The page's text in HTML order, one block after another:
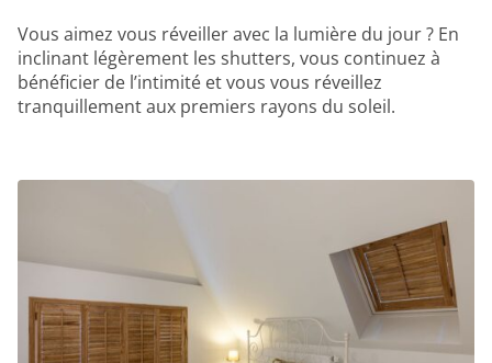
Vous aimez vous réveiller avec la lumière du jour ? En
inclinant légèrement les shutters, vous continuez à
bénéficier de l’intimité et vous vous réveillez
tranquillement aux premiers rayons du soleil.